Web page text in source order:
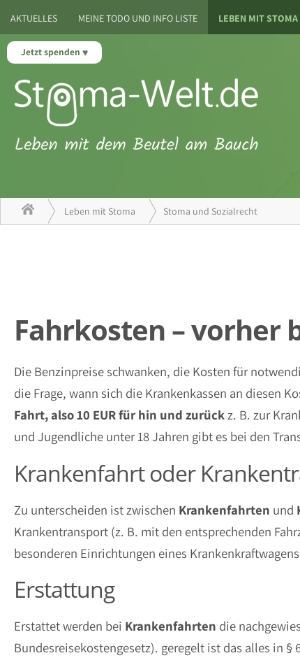
Jetzt spenden
AKTUELLES MEINE TODO UND INFO LISTE LEBEN MIT STOMA
Leben mit Stoma Stoma und Sozialrecht
Fahrkosten – vorher
Die Benzinpreise schwanken, die Kosten für
die Frage, wann sich die Krankenkassen an diesen
Fahrt, also 10 EUR für hin und zurückz. B. zur
und Jugendliche unter 18 Jahren gibt es bei den
Krankenfahrt oder
Zu unterscheiden ist zwischen Krankenfahrten und
Krankentransport (z. B. mit den entsprechenden
besonderen Einrichtungen eines
Erstattung
Erstattet werden bei Krankenfahrten die
Bundesreisekostengesetz). geregelt ist das alles in §